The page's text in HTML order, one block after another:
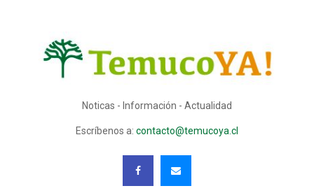
Noticas - Información - Actualidad
Escríbenos a: contacto@temucoya.cl